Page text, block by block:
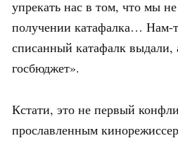
упрекать нас в том, что мы
получении катафалка… Нам-
списанный катафалк выдали,
госбюджет».
Кстати, это не первый
прославленным